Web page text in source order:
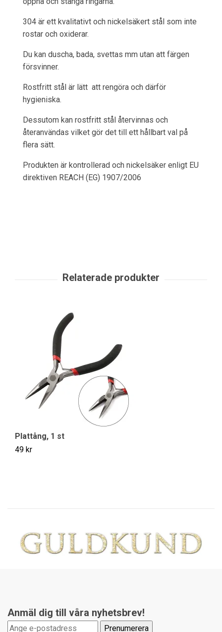
304 är ett kvalitativt och nickelsäkert stål som inte
rostar och oxiderar.
Du kan duscha, bada, svettas mm utan att färgen
försvinner.
Rostfritt stål är lätt att rengöra och därför
hygieniska.
Dessutom kan rostfritt stål återvinnas och
återanvändas vilket gör det till ett hållbart val på
flera sätt.
Produkten är kontrollerad och nickelsäker enligt EU
direktiven REACH (EG) 1907/2006
Plattång, 1 st
49 kr
Anmäl dig till våra nyhetsbrev!